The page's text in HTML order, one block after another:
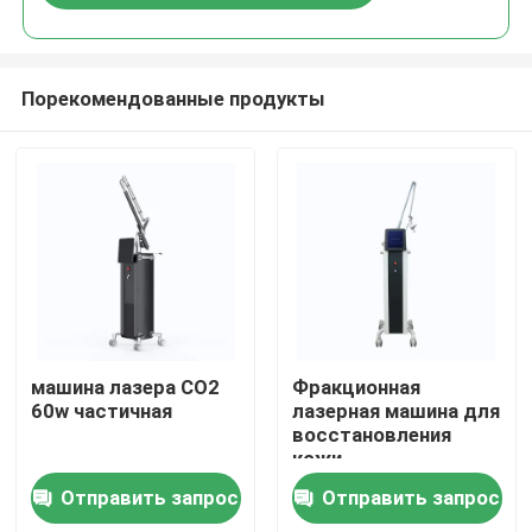
Ролики
Порекомендованные продукты
машина лазера СО2
60w частичная
Отправить запрос
Фракционная
лазерная машина для
восстановления
кожи
Отправить запрос